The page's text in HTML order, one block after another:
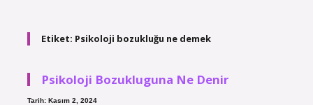
Etiket: Psikoloji bozukluğu ne demek
Psikoloji Bozukluguna Ne Denir
Tarih: Kasım 2, 2024